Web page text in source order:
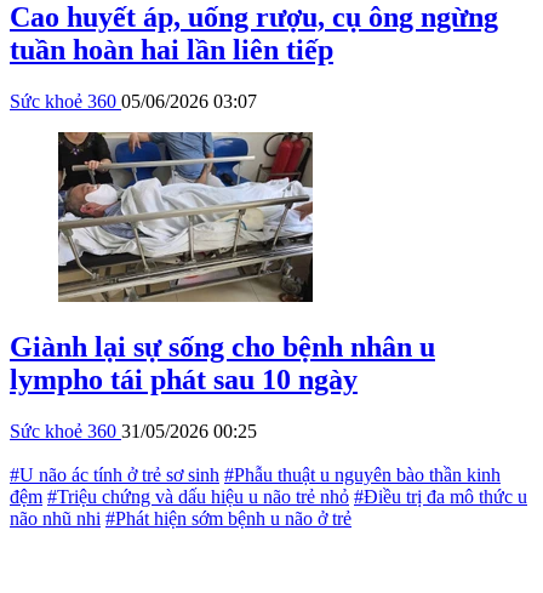
Cao huyết áp, uống rượu, cụ ông ngừng
tuần hoàn hai lần liên tiếp
Sức khoẻ 360 05/06/2026 03:07
Giành lại sự sống cho bệnh nhân u
lympho tái phát sau 10 ngày
Sức khoẻ 360 31/05/2026 00:25
#U não ác tính ở trẻ sơ sinh #Phẫu thuật u nguyên bào thần kinh
đệm #Triệu chứng và dấu hiệu u não trẻ nhỏ #Điều trị đa mô thức u
não nhũ nhi #Phát hiện sớm bệnh u não ở trẻ